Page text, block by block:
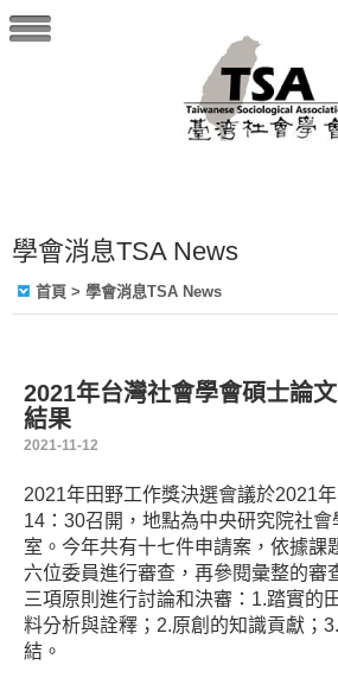
學會消息TSA News
首頁 > 學會消息TSA News
2021年台灣社會學會碩士論
結果
2021-11-12
2021年田野工作獎決選會議於2021
14 ： 30召開，地點為中央研究院社會
室。今年共有十七件申請案，依據課
六位委員進行審查，再參閱彙整的審
三項原則進行討論和決審： 1.踏實的
料分析與詮釋； 2.原創的知識貢獻； 3.
結。